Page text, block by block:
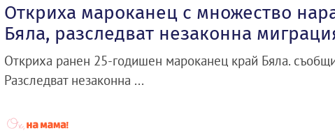
Откриха мароканец с множество
Бяла, разследват незаконна
Откриха ранен 25-годишен мароканец край Бяла.
Разследват незаконна ...